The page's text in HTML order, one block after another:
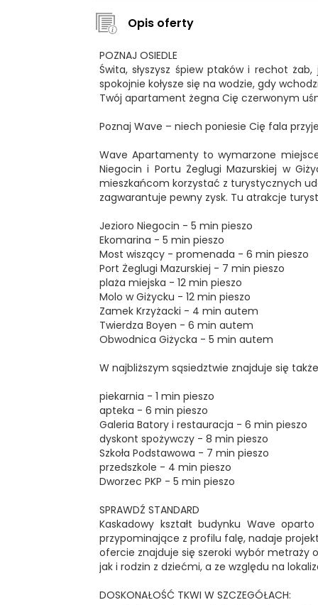
Opis oferty
POZNAJ OSIEDLE
Świta, słyszysz śpiew ptaków i rechot
spokojnie kołysze się na wodzie, gdy
Twój apartament żegna Cię czerwonym
Poznaj Wave – niech poniesie Cię fala
Wave Apartamenty to wymarzone
Niegocin i Portu Żeglugi Mazurskiej w
mieszkańcom korzystać z turystycznych
zagwarantuje pewny zysk. Tu atrakcje
Jezioro Niegocin - 5 min pieszo
Ekomarina - 5 min pieszo
Most wiszący - promenada - 6 min pieszo
Port Żeglugi Mazurskiej - 7 min pieszo
plaża miejska - 12 min pieszo
Molo w Giżycku - 12 min pieszo
Zamek Krzyżacki - 4 min autem
Twierdza Boyen - 6 min autem
Obwodnica Giżycka - 5 min autem
W najbliższym sąsiedztwie znajduje się
piekarnia - 1 min pieszo
apteka - 6 min pieszo
Galeria Batory i restauracja - 6 min pieszo
dyskont spożywczy - 8 min pieszo
Szkoła Podstawowa - 7 min pieszo
przedszkole - 4 min pieszo
Dworzec PKP - 5 min pieszo
SPRAWDŹ STANDARD
Kaskadowy kształt budynku Wave
przypominające z profilu falę, nadaje
ofercie znajduje się szeroki wybór metraży
jak i rodzin z dziećmi, a ze względu na
DOSKONAŁOŚĆ TKWI W SZCZEGÓŁACH: